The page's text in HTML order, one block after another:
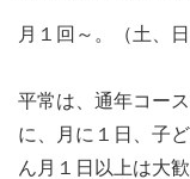
月１回～。（土、日
平常は、通年コー
に、月に１日、子
ん月１日以上は大歓